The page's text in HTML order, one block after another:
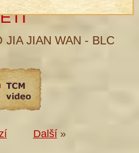
®
JIA JIAN WAN - BLC
Další »